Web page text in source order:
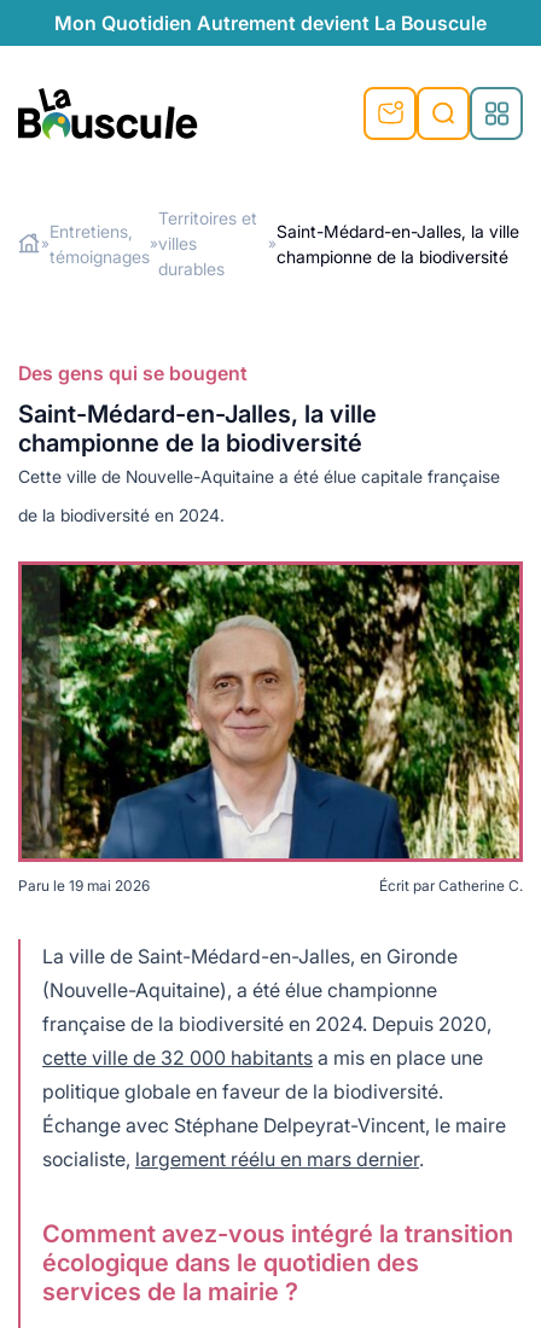
Mon Quotidien Autrement devient La Bouscule
et durable
au naturel
végétariennes
locales
plus de recyclage
durables
naturel
de recyclage
témoignages
saison
responsables
douce
Rechercher
»
Entretiens,
témoignages
»
Territoires et
villes
durables
»
Saint-Médard-en-Jalles, la ville
championne de la biodiversité
Des gens qui se bougent
Saint-Médard-en-Jalles, la ville
championne de la biodiversité
Cette ville de Nouvelle-Aquitaine a été élue capitale française
de la biodiversité en 2024.
Stéphane Delpeyrat-Vincent, maire de Saint-Médard-
Médard-en-Jalles.
Paru le 19 mai 2026 Écrit par Catherine C.
La ville de Saint-Médard-en-Jalles, en Gironde
(Nouvelle-Aquitaine), a été élue championne
française de la biodiversité en 2024. Depuis 2020,
cette ville de 32 000 habitants a mis en place une
politique globale en faveur de la biodiversité.
Échange avec Stéphane Delpeyrat-Vincent, le maire
socialiste, largement réélu en mars dernier.
Comment avez-vous intégré la transition
écologique dans le quotidien des
services de la mairie ?